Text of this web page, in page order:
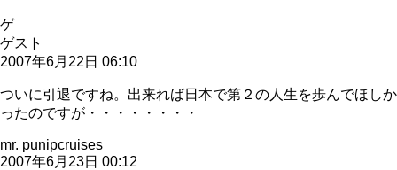
ゲ
ゲスト
2007年6月22日 06:10
ついに引退ですね。出来れば日本で第２の人生を歩んでほしか
ったのですが・・・・・・・・
mr. punipcruises
2007年6月23日 00:12